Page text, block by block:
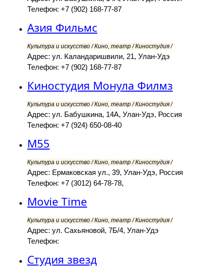
Телефон: +7 (902) 168-77-87
Азия Фильмс
Культура и искусство / Кино, театр / Киностудия /
Адрес: ул. Каландаришвили, 21, Улан-Удэ
Телефон: +7 (902) 168-77-87
Киностудия Монула Филмз
Культура и искусство / Кино, театр / Киностудия /
Адрес: ул. Бабушкина, 14А, Улан-Удэ, Россия
Телефон: +7 (924) 650-08-40
М55
Культура и искусство / Кино, театр / Киностудия /
Адрес: Ермаковская ул., 39, Улан-Удэ, Россия
Телефон: +7 (3012) 64-78-78,
Movie Time
Культура и искусство / Кино, театр / Киностудия /
Адрес: ул. Сахьяновой, 7Б/4, Улан-Удэ
Телефон:
Студия звезд